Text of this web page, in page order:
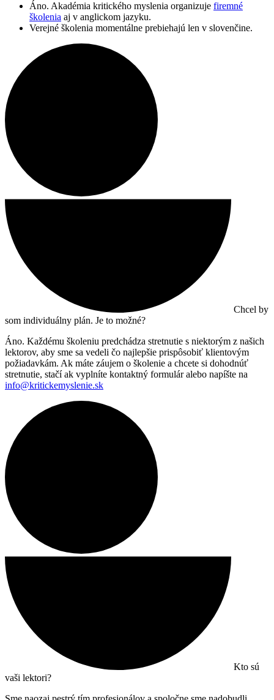
Áno. Akadémia kritického myslenia organizuje firemné
školenia aj v anglickom jazyku.
Verejné školenia momentálne prebiehajú len v slovenčine.
Chcel by
som individuálny plán. Je to možné?
Áno. Každému školeniu predchádza stretnutie s niektorým z našich
lektorov, aby sme sa vedeli čo najlepšie prispôsobiť klientovým
požiadavkám. Ak máte záujem o školenie a chcete si dohodnúť
stretnutie, stačí ak vyplníte kontaktný formulár alebo napíšte na
info@kritickemyslenie.sk
Kto sú
vaši lektori?